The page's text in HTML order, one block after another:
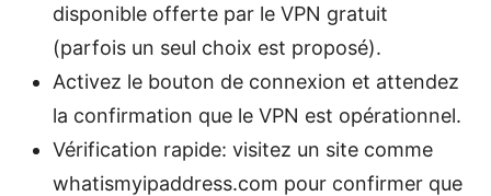
disponible offerte par le VPN gratuit
(parfois un seul choix est proposé).
Activez le bouton de connexion et attendez
la confirmation que le VPN est opérationnel.
Vérification rapide: visitez un site comme
whatismyipaddress.com pour confirmer que